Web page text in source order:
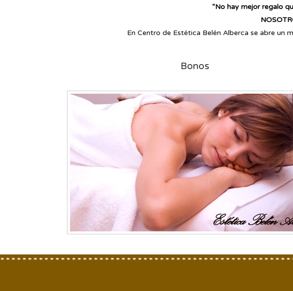
“No hay mejor regalo
En Centro de Estética Belén Alberca se abre
Bonos